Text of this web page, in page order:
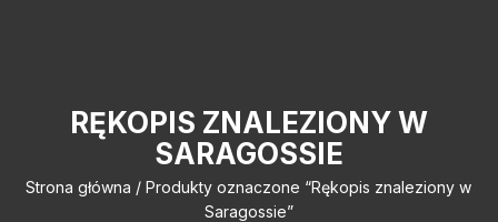
RĘKOPIS ZNALEZIONY W
SARAGOSSIE
Strona główna / Produkty oznaczone “Rękopis znaleziony w
Saragossie”